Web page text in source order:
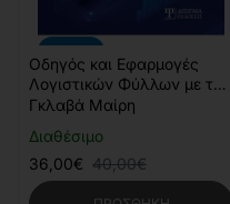
Διαθέσιμο
Οδηγός και Εφαρμογές
Λογιστικών Φύλλων με το
MS Excel
Γκλαβά Μαίρη
36,00€ 40,00€